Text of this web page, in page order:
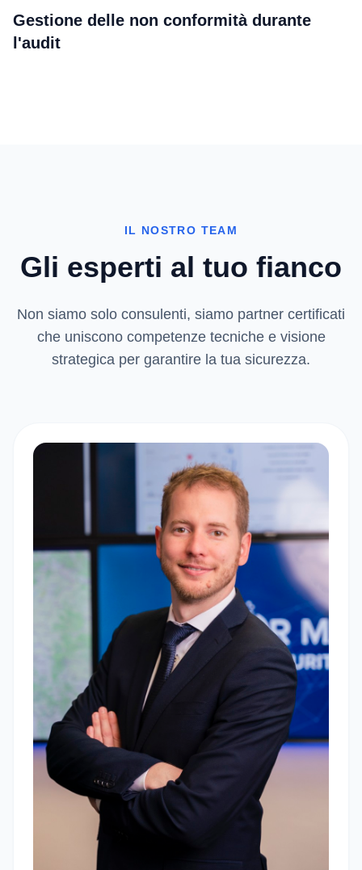
Gestione delle non conformità durante
l'audit
IL NOSTRO TEAM
Gli esperti al tuo fianco
Non siamo solo consulenti, siamo partner certificati
che uniscono competenze tecniche e visione
strategica per garantire la tua sicurezza.